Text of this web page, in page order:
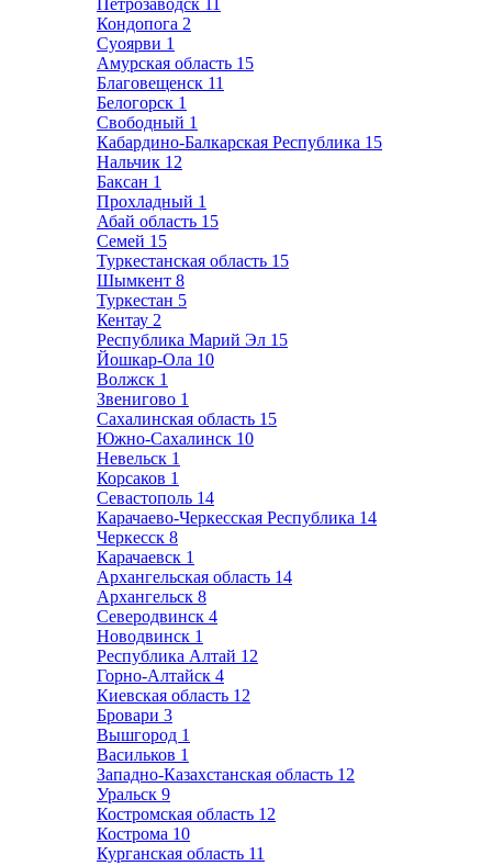
Петрозаводск 11
Кондопога 2
Суоярви 1
Амурская область 15
Благовещенск 11
Белогорск 1
Свободный 1
Кабардино-Балкарская Республика 15
Нальчик 12
Баксан 1
Прохладный 1
Абай область 15
Семей 15
Туркестанская область 15
Шымкент 8
Туркестан 5
Кентау 2
Республика Марий Эл 15
Йошкар-Ола 10
Волжск 1
Звенигово 1
Сахалинская область 15
Южно-Сахалинск 10
Невельск 1
Корсаков 1
Севастополь 14
Карачаево-Черкесская Республика 14
Черкесск 8
Карачаевск 1
Архангельская область 14
Архангельск 8
Северодвинск 4
Новодвинск 1
Республика Алтай 12
Горно-Алтайск 4
Киевская область 12
Бровари 3
Вышгород 1
Васильков 1
Западно-Казахстанская область 12
Уральск 9
Костромская область 12
Кострома 10
Курганская область 11